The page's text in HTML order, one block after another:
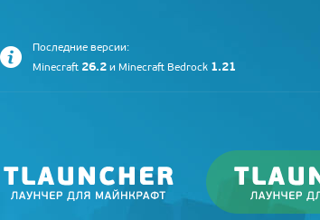
Последние версии:
Minecraft 26.2 и Minecraft Bedrock 1.21